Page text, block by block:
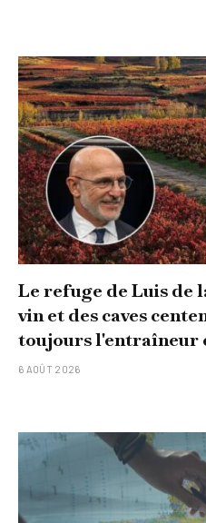
Le refuge de Luis de
vin et des caves
toujours l'entraîneur
6 AOÛT 2026